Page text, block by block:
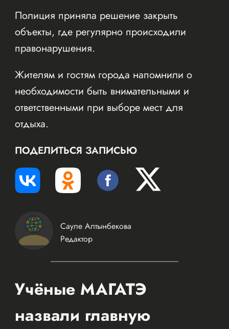
Полиция приняла решение закрыть
объекты, где регулярно происходили
правонарушения.
Жителям и гостям города напомнили о
необходимости быть внимательными и
ответственными при выборе мест для
отдыха.
ПОДЕЛИТЬСЯ ЗАПИСЬЮ
Сауле Алтынбекова
Редактор
Учёные МАГАТЭ
назвали главную